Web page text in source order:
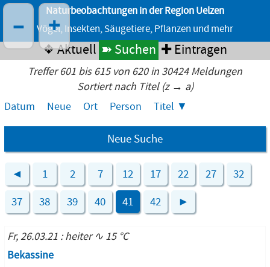
Naturbeobachtungen in der Region Uelzen
Vögel, Insekten, Säugetiere, Pflanzen und mehr
❖ Aktuell ➽ Suchen ✚ Eintragen
Treffer 601 bis 615 von 620 in 30424 Meldungen
Sortiert nach Titel (z → a)
Datum
Neue Ort Person Titel
Neue Suche
◄ 1 2 7 12 17 22 27 32
37 38 39 40 41 42 ►
Fr, 26.03.21 : heiter ∿ 15 °C
Bekassine
– +